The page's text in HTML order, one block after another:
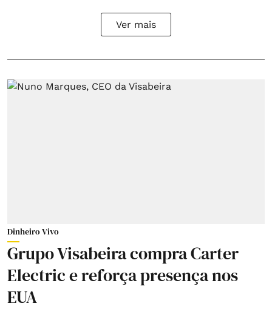
Ver mais
Dinheiro Vivo
Grupo Visabeira compra Carter
Electric e reforça presença nos
EUA